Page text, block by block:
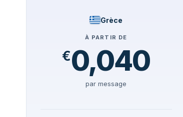
Grèce
À PARTIR DE
€0,040
par message